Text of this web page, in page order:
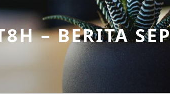
– BERITA